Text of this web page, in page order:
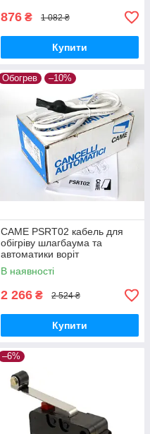
876 ₴ 1 082 ₴
Купити
Обогрев –10%
CAME PSRT02 кабель для
обігріву шлагбаума та
автоматики воріт
В наявності
2 266 ₴ 2 524 ₴
Купити
–6%